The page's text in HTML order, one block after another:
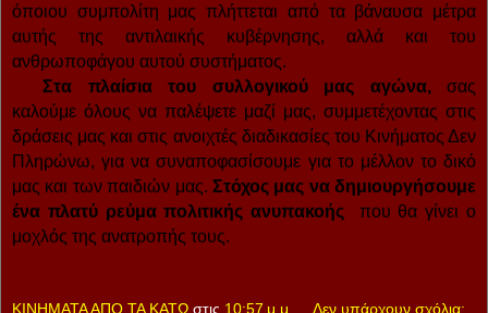
όποιου συμπολίτη μας πλήττεται από τα βάναυσα μέτρα
αυτής της αντιλαικής κυβέρνησης, αλλά και του
ανθρωποφάγου αυτού συστήματος.
Στα πλαίσια του συλλογικού μας αγώνα,σας
καλούμε όλους να παλέψετε μαζί μας, συμμετέχοντας στις
δράσεις μας και στις ανοιχτές διαδικασίες του Κινήματος Δεν
Πληρώνω, για να συναποφασίσουμε για το μέλλον το δικό
μας και των παιδιών μας. Στόχος μας να δημιουργήσουμε
ένα πλατύ ρεύμα πολιτικής ανυπακοής
που θα γίνει ο
μοχλός της ανατροπής τους.
ΚΙΝΗΜΑΤΑ ΑΠΟ ΤΑ ΚΑΤΩ στις 10:57 μ.μ. Δεν υπάρχουν σχόλια: